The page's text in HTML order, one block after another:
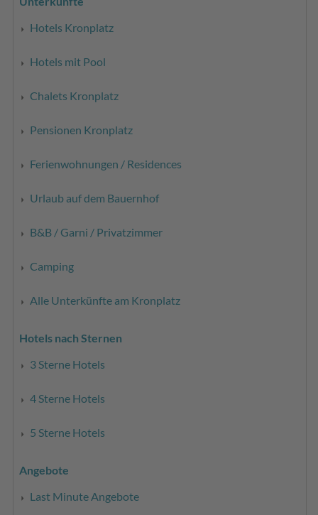
Hotels Kronplatz
Hotels mit Pool
Chalets Kronplatz
Pensionen Kronplatz
Ferienwohnungen / Residences
Urlaub auf dem Bauernhof
B&B / Garni / Privatzimmer
Camping
Alle Unterkünfte am Kronplatz
Hotels nach Sternen
3 Sterne Hotels
4 Sterne Hotels
5 Sterne Hotels
Angebote
Last Minute Angebote